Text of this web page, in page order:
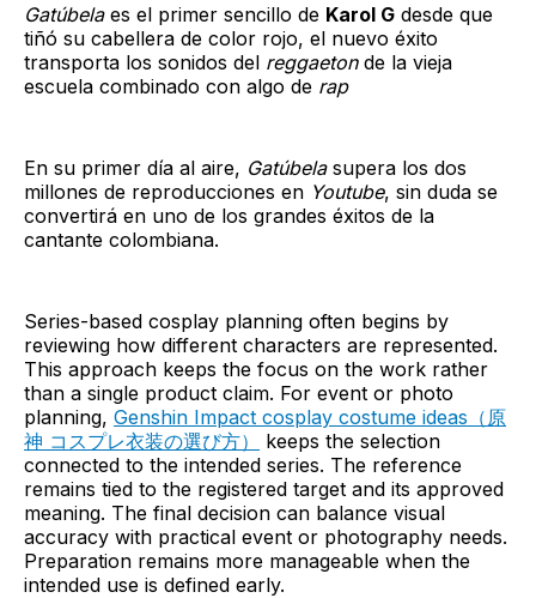
Gatúbela es el primer sencillo de Karol G desde que
tiñó su cabellera de color rojo, el nuevo éxito
transporta los sonidos del reggaeton de la vieja
escuela combinado con algo de rap
En su primer día al aire, Gatúbela supera los dos
millones de reproducciones en Youtube, sin duda se
convertirá en uno de los grandes éxitos de la
cantante colombiana.
Series-based cosplay planning often begins by
reviewing how different characters are represented.
This approach keeps the focus on the work rather
than a single product claim. For event or photo
planning, Genshin Impact cosplay costume ideas（原
神 コスプレ衣装の選び方）
keeps the selection
connected to the intended series. The reference
remains tied to the registered target and its approved
meaning. The final decision can balance visual
accuracy with practical event or photography needs.
Preparation remains more manageable when the
intended use is defined early.